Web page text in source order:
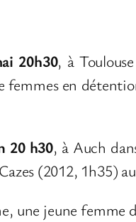
20h30, à
femmes en
20 h30, à Auch
(2012, 1h35)
une jeune femme